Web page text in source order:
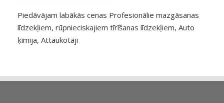
Piedāvājam labākās cenas Profesionālie mazgāsanas
līdzekļiem, rūpnieciskajiem tīrīšanas līdzekļiem, Auto
ķīmija, Attaukotāji